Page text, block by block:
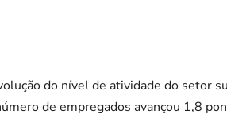
do nível de atividade do setor
de empregados avançou 1,8